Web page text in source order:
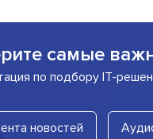
самые
по подбору IT-
новостей